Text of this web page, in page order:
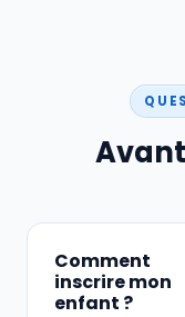
Comment
inscrire mon
enfant ?